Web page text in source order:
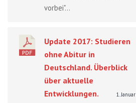
vorbei"...
Update 2017: Studieren
ohne Abitur in
Deutschland. Überblick
über aktuelle
Entwicklungen.
1. Januar